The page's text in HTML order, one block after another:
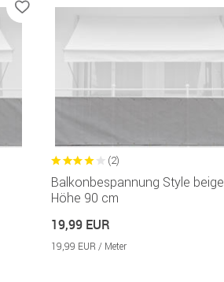
(2)
Balkonbespannung Style beige
Höhe 90 cm
19,99 EUR
19,99 EUR / Meter